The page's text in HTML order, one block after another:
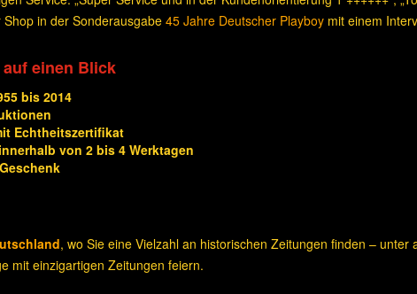
in der Sonderausgabe 45 Jahre Deutscher Playboy mit einem
einen Blick
bis 2014
Echtheitszertifikat
von 2 bis 4 Werktagen
, wo Sie eine Vielzahl an historischen Zeitungen finden – unter
mit einzigartigen Zeitungen feiern.